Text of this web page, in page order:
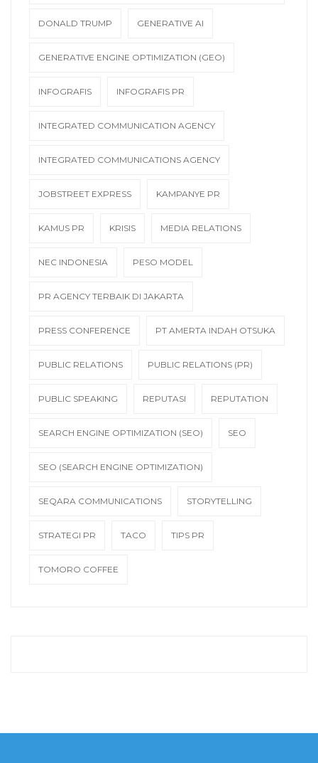
DONALD TRUMP GENERATIVE AI
GENERATIVE ENGINE OPTIMIZATION (GEO)
INFOGRAFIS INFOGRAFIS PR
INTEGRATED COMMUNICATION AGENCY
INTEGRATED COMMUNICATIONS AGENCY
JOBSTREET EXPRESS KAMPANYE PR
KAMUS PR KRISIS MEDIA RELATIONS
NEC INDONESIA PESO MODEL
PR AGENCY TERBAIK DI JAKARTA
PRESS CONFERENCE PT AMERTA INDAH OTSUKA
PUBLIC RELATIONS PUBLIC RELATIONS (PR)
PUBLIC SPEAKING REPUTASI REPUTATION
SEARCH ENGINE OPTIMIZATION (SEO) SEO
SEO (SEARCH ENGINE OPTIMIZATION)
SEQARA COMMUNICATIONS STORYTELLING
STRATEGI PR TACO TIPS PR
TOMORO COFFEE